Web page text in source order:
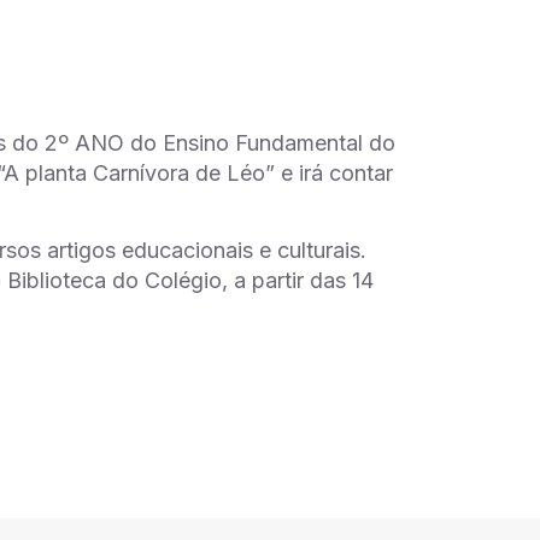
2º ANO do Ensino Fundamental do
planta Carnívora de Léo” e irá contar
artigos educacionais e culturais.
do Colégio, a partir das 14